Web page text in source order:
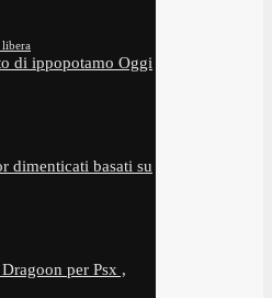
di ippopotamo Oggi
dimenticati basati su
per Psx ,